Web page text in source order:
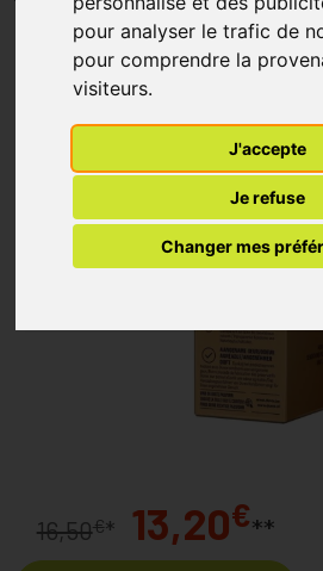
pour analyser le trafic de
pour comprendre la
visiteurs.
J'accepte
Je refuse
Changer mes
%
16,50€* 13,20€**